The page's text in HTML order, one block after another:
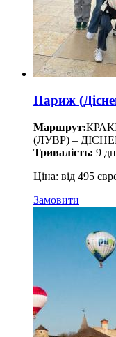
Париж
Маршрут:
(ЛУВР) –
Тривалість: 9
Ціна: від 495
Замовити